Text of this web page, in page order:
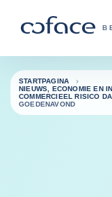
Terug naar startpagina
STARTPAGINA
NIEUWS, ECONOMIE EN
COMMERCIEEL RISICO
GOEDENAVOND